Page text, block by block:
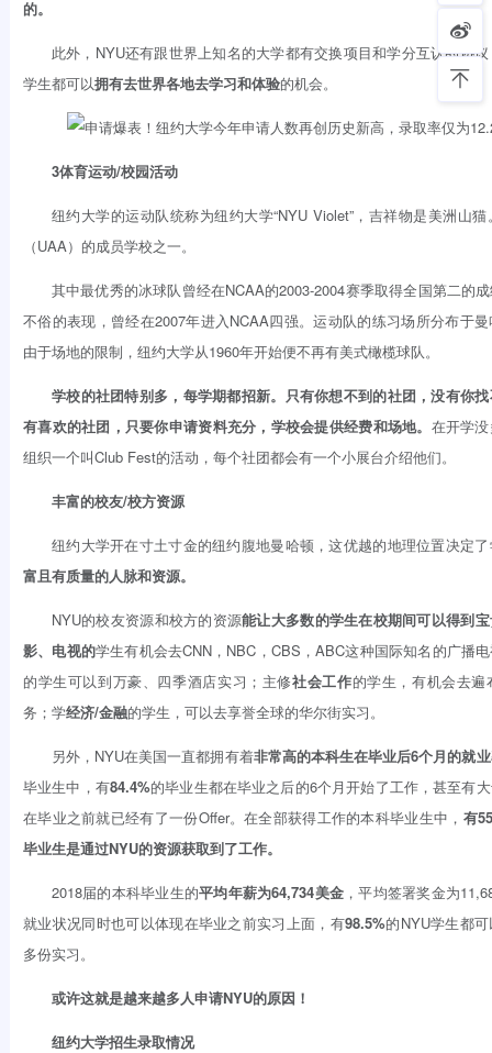
的。
此外，NYU还有跟世界上知名的大学都有交换项目和学分互认的协
学生都可以拥有去世界各地去学习和体验的机会。
3体育运动/校园活动
纽约大学的运动队统称为纽约大学“NYU Violet”，吉祥物是美洲山
（UAA）的成员学校之一。
其中最优秀的冰球队曾经在NCAA的2003-2004赛季取得全国第二的
不俗的表现，曾经在2007年进入NCAA四强。运动队的练习场所分布于
由于场地的限制，纽约大学从1960年开始便不再有美式橄榄球队。
学校的社团特别多，每学期都招新。只有你想不到的社团，没有你
有喜欢的社团，只要你申请资料充分，学校会提供经费和场地。 在开学
组织一个叫Club Fest的活动，每个社团都会有一个小展台介绍他们。
丰富的校友/校方资源
纽约大学开在寸土寸金的纽约腹地曼哈顿，这优越的地理位置决定
富且有质量的人脉和资源。
NYU的校友资源和校方的资源能让大多数的学生在校期间可以得到
影、电视的学生有机会去CNN，NBC，CBS，ABC这种国际知名的广播
的学生可以到万豪、四季酒店实习；主修社会工作的学生，有机会去
务；学经济/金融的学生，可以去享誉全球的华尔街实习。
另外，NYU在美国一直都拥有着非常高的本科生在毕业后6个月的就
毕业生中，有84.4%的毕业生都在毕业之后的6个月开始了工作，甚至有
在毕业之前就已经有了一份Offer。在全部获得工作的本科毕业生中， 有
毕业生是通过NYU的资源获取到了工作。
2018届的本科毕业生的平均年薪为64,734美金 ，平均签署奖金为
就业状况同时也可以体现在毕业之前实习上面，有98.5%的NYU学生都
多份实习。
或许这就是越来越多人申请NYU的原因！
纽约大学招生录取情况